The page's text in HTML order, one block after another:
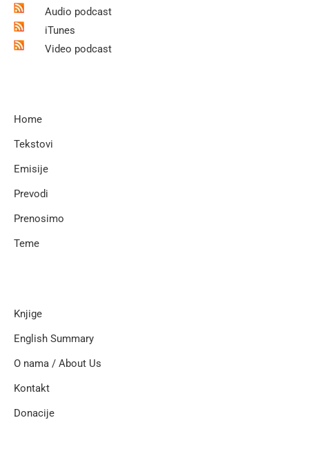
Audio podcast
iTunes
Video podcast
Home
Tekstovi
Emisije
Prevodi
Prenosimo
Teme
Knjige
English Summary
O nama / About Us
Kontakt
Donacije